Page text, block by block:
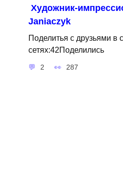
Художник-
Janiaczyk
Поделитья с друзьями в
сетях:42Поделились
2 287